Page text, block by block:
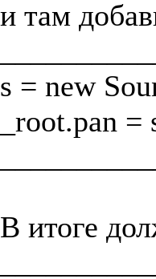
и там
s = new
_root.pan
В итоге